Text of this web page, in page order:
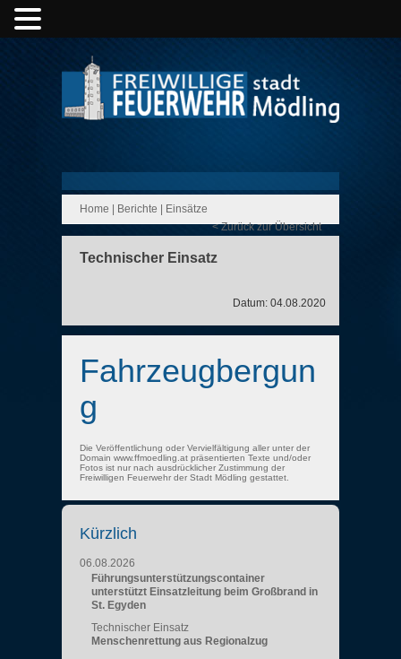
Home Berichte
Einsätze
< Zurück zur Übersicht
Technischer Einsatz
Datum: 04.08.2020
Fahrzeugbergun
g
Die Veröffentlichung oder Vervielfältigung aller unter der
Domain www.ffmoedling.at präsentierten Texte und/oder
Fotos ist nur nach ausdrücklicher Zustimmung der
Freiwilligen Feuerwehr der Stadt Mödling gestattet.
Kürzlich
06.08.2026
Führungsunterstützungscontainer
unterstützt Einsatzleitung beim Großbrand in
St. Egyden
Technischer Einsatz
Menschenrettung aus Regionalzug